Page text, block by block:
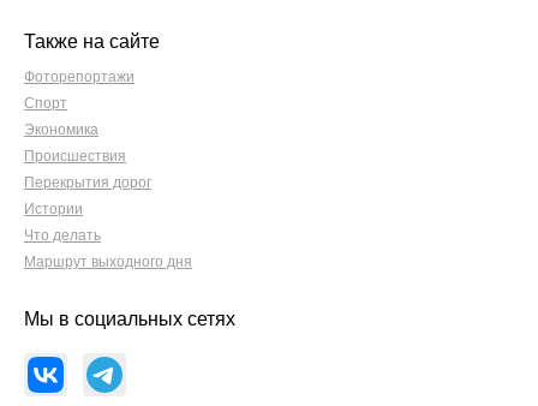
Также на сайте
Фоторепортажи
Спорт
Экономика
Происшествия
Перекрытия дорог
Истории
Что делать
Маршрут выходного дня
Мы в социальных сетях